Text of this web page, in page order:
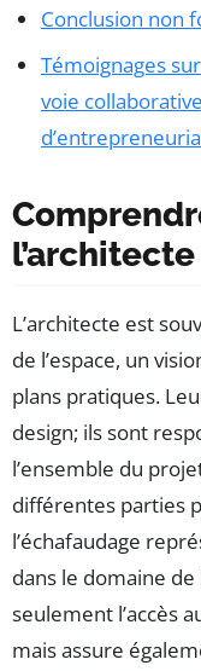
Conclusion non
Témoignages
voie
L’architecte est
de l’espace, un
plans pratiques.
design; ils sont
l’ensemble du
différentes parties
l’échafaudage
dans le domaine
seulement l’accès
mais assure